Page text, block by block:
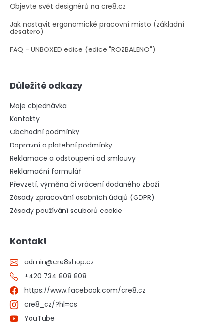
Objevte svět designérů na cre8.cz
Jak nastavit ergonomické pracovní místo (základní
desatero)
FAQ - UNBOXED edice (edice "ROZBALENO")
Důležité odkazy
Moje objednávka
Kontakty
Obchodní podmínky
Dopravní a platební podmínky
Reklamace a odstoupení od smlouvy
Reklamační formulář
Převzetí, výměna či vrácení dodaného zboží
Zásady zpracování osobních údajů (GDPR)
Zásady používání souborů cookie
Kontakt
admin@cre8shop.cz
+420 734 808 808
https://www.facebook.com/cre8.cz
cre8_cz/?hl=cs
YouTube